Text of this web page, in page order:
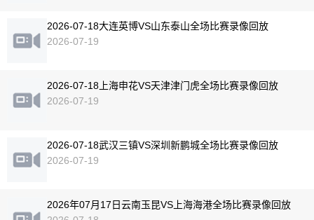
2026-07-18大连英博VS山东泰山全场比赛录像回放
2026-07-19
2026-07-18上海申花VS天津津门虎全场比赛录像回放
2026-07-19
2026-07-18武汉三镇VS深圳新鹏城全场比赛录像回放
2026-07-19
2026年07月17日云南玉昆VS上海海港全场比赛录像回放